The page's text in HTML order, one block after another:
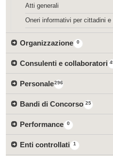
Atti generali
Oneri informativi per cittadini e
0
Organizzazione
Consulenti e collaboratori
296
Personale
25
Bandi di Concorso
0
Performance
1
Enti controllati